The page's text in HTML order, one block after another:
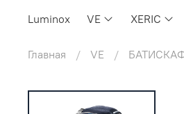
Luminox VE XERIC
Главная VE